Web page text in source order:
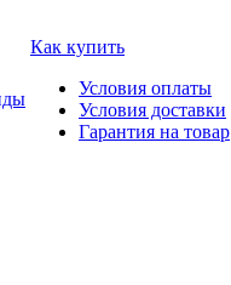
Как купить
Условия оплаты
Условия доставки
Гарантия на товар